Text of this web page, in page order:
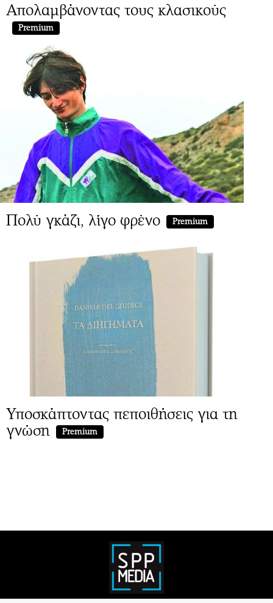
Απολαμβάνοντας τους κλασικούς
Premium
Πολύ γκάζι, λίγο φρένο Premium
Υποσκάπτοντας πεποιθήσεις για τη
γνώση
Premium